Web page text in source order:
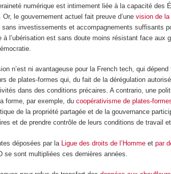
numérique est intimement liée à la capacité des
Or, le gouvernement actuel fait preuve d’unevision de la
sans investissements et accompagnements suffisants
à l’ubérisation est sans doute moins résistant face aux
n’est ni avantageuse pour la French tech, qui
de plates-formes qui, du fait de la dérégulation
dans des conditions précaires. A contrario, une
forme, par exemple, ducoopérativisme de plates-
de la propriété partagée et de la gouvernance
et de prendre contrôle de leurs conditions de travail
déposées par la Ligue des droits de l’Homme etpar
se sont multipliées ces dernières années.